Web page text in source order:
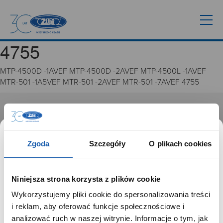
Zgoda Szczegóły O plikach cookies
Niniejsza strona korzysta z plików cookie
Wykorzystujemy pliki cookie do spersonalizowania treści
i reklam, aby oferować funkcje społecznościowe i
analizować ruch w naszej witrynie. Informacje o tym, jak
4755
MTP-4500D -1AVEF MTP-4500D -2AVEF MTP-4500L -1AVEF
MTR-501 -1A5VEF MTR-501 -2AVEF MTR-501 -7AVEF 4755
GRUPA ZIBI
Misja, wizja i wartości Grupy Zibi
Ważne daty
Zgoda na ciasteczka
PRODUKTYSZANOWNY UŻYTKOWNIKU,
SZANOWNA UŻYTKOWNICZKO